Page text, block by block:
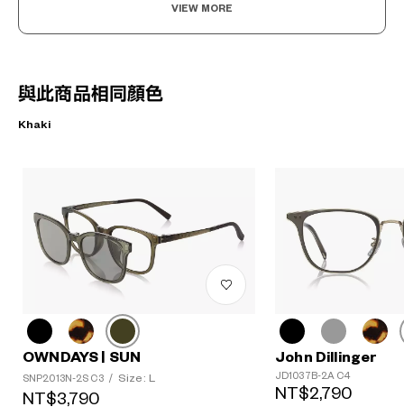
VIEW MORE
與此商品相同顏色
Khaki
OWNDAYS | SUN
SNP2013N-2S C3 / Size: L
NT$3,790
John Dillinger
JD1037B-2A C4
NT$2,790